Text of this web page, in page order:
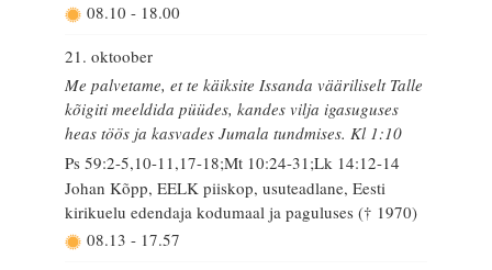
08.10 - 18.00
21. oktoober
Me palvetame, et te käiksite Issanda vääriliselt Talle
kõigiti meeldida püüdes, kandes vilja igasuguses
heas töös ja kasvades Jumala tundmises. Kl 1:10
Ps 59:2-5,10-11,17-18;Mt 10:24-31;Lk 14:12-14
Johan Kõpp, EELK piiskop, usuteadlane, Eesti
kirikuelu edendaja kodumaal ja paguluses († 1970)
08.13 - 17.57